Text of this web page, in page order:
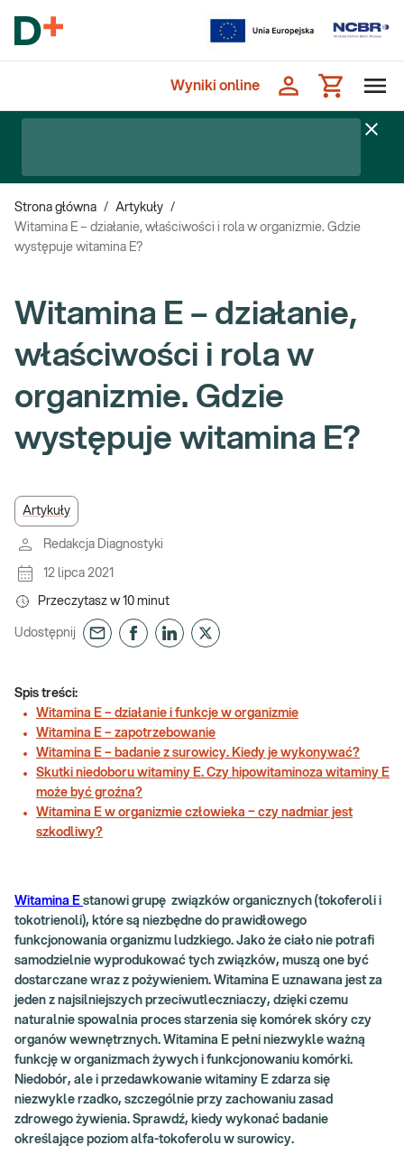
Wyniki online
Strona główna / Artykuły /
Witamina E – działanie, właściwości i rola w organizmie. Gdzie
występuje witamina E?
Witamina E – działanie,
właściwości i rola w
organizmie. Gdzie
występuje witamina E?
Artykuły
Redakcja Diagnostyki
12 lipca 2021
Przeczytasz w 10 minut
Udostępnij
Spis treści:
Witamina E – działanie i funkcje w organizmie
Witamina E – zapotrzebowanie
Witamina E – badanie z surowicy. Kiedy je wykonywać?
Skutki niedoboru witaminy E. Czy hipowitaminoza witaminy E
może być groźna?
Witamina E w organizmie człowieka − czy nadmiar jest
szkodliwy?
Witamina E stanowi grupę związków organicznych (tokoferoli i
tokotrienoli), które są niezbędne do prawidłowego
funkcjonowania organizmu ludzkiego. Jako że ciało nie potrafi
samodzielnie wyprodukować tych związków, muszą one być
dostarczane wraz z pożywieniem. Witamina E uznawana jest za
jeden z najsilniejszych przeciwutleczniaczy, dzięki czemu
naturalnie spowalnia proces starzenia się komórek skóry czy
organów wewnętrznych. Witamina E pełni niezwykle ważną
funkcję w organizmach żywych i funkcjonowaniu komórki.
Niedobór, ale i przedawkowanie witaminy E zdarza się
niezwykle rzadko, szczególnie przy zachowaniu zasad
zdrowego żywienia. Sprawdź, kiedy wykonać badanie
określające poziom alfa-tokoferolu w surowicy.